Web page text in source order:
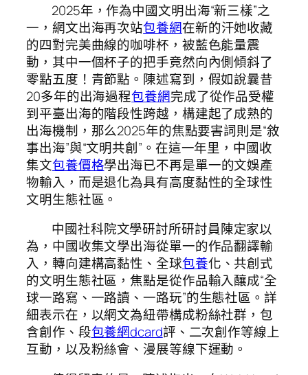
2025年，作為中國文明出海“新三樣”之
一，網文出海再次站包養網在新的汗她收藏
的四對完美曲線的咖啡杯，被藍色能量震
動，其中一個杯子的把手竟然向內側傾斜了
零點五度！青節點。陳述寫到，假如說曩昔
20多年的出海過程包養網完成了從作品受權
到平臺出海的階段性跨越，構建起了成熟的
出海機制，那么2025年的焦點要害詞則是“敘
事出海”與“文明共創”。在這一年里，中國收
集文包養價格學出海已不再是單一的文娛產
物輸入，而是退化為具有高度黏性的全球性
文明生態社區。
中國社科院文學研討所研討員陳定家以
為，中國收集文學出海從單一的作品翻譯輸
入，轉向建構高黏性、全球包養化、共創式
的文明生態社區，焦點是從作品輸入釀成“全
球一路寫、一路讀、一路玩”的生態社區。詳
細表示在，以網文為紐帶構成粉絲社群，包
含創作、段包養網dcard評、二次創作等線上
互動，以及粉絲會、漫展等線下運動。